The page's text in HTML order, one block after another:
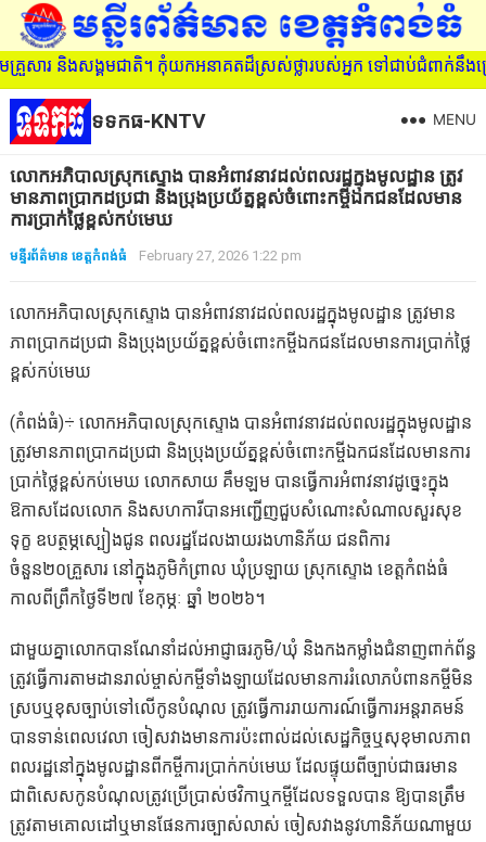
ង្គមជាតិ។ កុំយកអនាគតដ៏ស្រស់ថ្លារបស់អ្នក ទៅជាប់ជំពាក់នឹងគ្រឿ
ទទកធ-KNTV MENU
លោកអភិបាលស្រុកស្ទោង បានអំពាវនាវដល់ពលរដ្ឋក្នុងមូលដ្ឋាន ត្រូវ
មានភាពប្រាកដប្រជា និងប្រុងប្រយ័ត្នខ្ពស់ចំពោះកម្ចីឯកជនដែលមាន
ការប្រាក់ថ្លៃខ្ពស់កប់មេឃ
មន្ទីរព័ត៌មាន ខេត្តកំពង់ធំ February 27, 2026 1:22 pm
លោកអភិបាលស្រុកស្ទោង បានអំពាវនាវដល់ពលរដ្ឋក្នុងមូលដ្ឋាន ត្រូវមាន
ភាពប្រាកដប្រជា និងប្រុងប្រយ័ត្នខ្ពស់ចំពោះកម្ចីឯកជនដែលមានការប្រាក់ថ្លៃ
ខ្ពស់កប់មេឃ
(កំពង់ធំ)÷ លោកអភិបាលស្រុកស្ទោង បានអំពាវនាវដល់ពលរដ្ឋក្នុងមូលដ្ឋាន
ត្រូវមានភាពប្រាកដប្រជា និងប្រុងប្រយ័ត្នខ្ពស់ចំពោះកម្ចីឯកជនដែលមានការ
ប្រាក់ថ្លៃខ្ពស់កប់មេឃ លោកសាយ គឹមឡម បានធ្វើការអំពាវនាវដូច្នេះក្នុង
ឱកាសដែលលោក និងសហការីបានអញ្ជើញជួបសំណោះសំណាលសួរសុខ
ទុក្ខ ឧបត្ថម្ភស្បៀងជូន ពលរដ្ឋដែលងាយរងហានិភ័យ ជនពិការ
ចំនួន២០គ្រួសារ នៅក្នុងភូមិកំព្រាល ឃុំប្រឡាយ ស្រុកស្ទោង ខេត្តកំពង់ធំ
កាលពីព្រឹកថ្ងៃទី២៧ ខែកុម្ភៈ ឆ្នាំ ២០២៦។
ជាមួយគ្នាលោកបានណែនាំដល់អាជ្ញាធរភូមិ/ឃុំ និងកងកម្លាំងជំនាញពាក់ព័ន្ធ
ត្រូវធ្វើការតាមដានរាល់ម្ចាស់កម្ចីទាំងឡាយដែលមានការរំលោភបំពានកម្ចីមិន
ស្របឬខុសច្បាប់ទៅលើកូនបំណុល ត្រូវធ្វើការរាយការណ៍ធ្វើការអន្តរាគមន៍
បានទាន់ពេលវេលា ចៀសវាងមានការប៉ះពាល់ដល់សេដ្ឋកិច្ចឬសុខុមាលភាព
ពលរដ្ឋនៅក្នុងមូលដ្ឋានពីកម្ចីការប្រាក់កប់មេឃ ដែលផ្ទុយពីច្បាប់ជាធរមាន
ជាពិសេសកូនបំណុលត្រូវប្រើប្រាស់ថវិកាឬកម្ចីដែលទទួលបាន ឱ្យបានត្រឹម
ត្រូវតាមគោលដៅឬមានផែនការច្បាស់លាស់ ចៀសវាងនូវហានិភ័យណាមួយ